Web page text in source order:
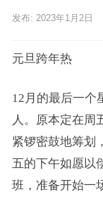
发布: 2023年1月2日
元旦跨年热
12月的最后一个
人。原本定在周
紧锣密鼓地筹划
五的下午如愿以
班，准备开始一